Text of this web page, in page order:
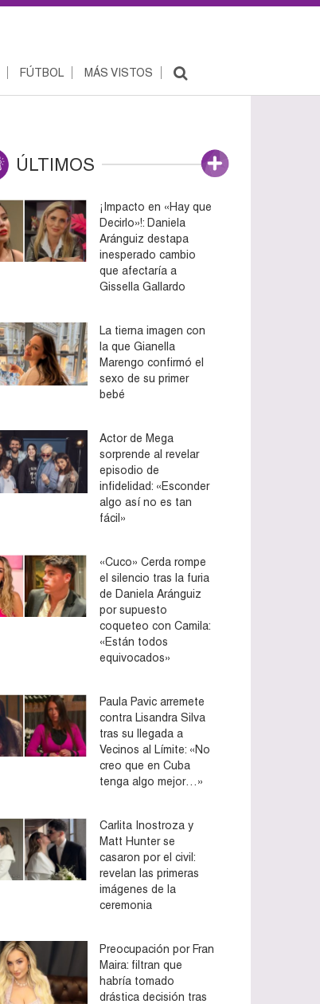
FÚTBOL MÁS VISTOS
ÚLTIMOS
¡Impacto en «Hay que
Decirlo»!: Daniela
Aránguiz destapa
inesperado cambio
que afectaría a
Gissella Gallardo
La tierna imagen con
la que Gianella
Marengo confirmó el
sexo de su primer
bebé
Actor de Mega
sorprende al revelar
episodio de
infidelidad: «Esconder
algo así no es tan
fácil»
«Cuco» Cerda rompe
el silencio tras la furia
de Daniela Aránguiz
por supuesto
coqueteo con Camila:
«Están todos
equivocados»
Paula Pavic arremete
contra Lisandra Silva
tras su llegada a
Vecinos al Límite: «No
creo que en Cuba
tenga algo mejor…»
Carlita Inostroza y
Matt Hunter se
casaron por el civil:
revelan las primeras
imágenes de la
ceremonia
Preocupación por Fran
Maira: filtran que
habría tomado
drástica decisión tras